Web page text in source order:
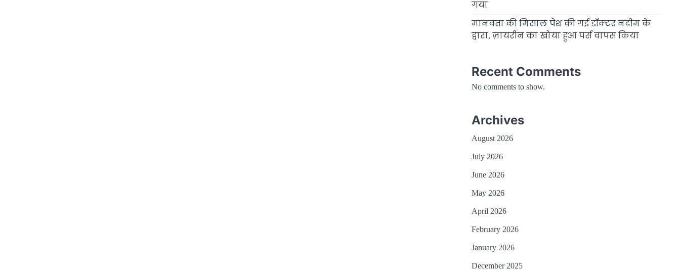
गया
मानवता की मिसाल पेश की गई डॉक्टर नदीम के
द्वारा, ज़ायरीन का खोया हुआ पर्स वापस किया
Recent Comments
No comments to show.
Archives
August 2026
July 2026
June 2026
May 2026
April 2026
February 2026
January 2026
December 2025